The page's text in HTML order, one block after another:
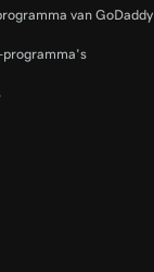
van GoDaddy
programma's